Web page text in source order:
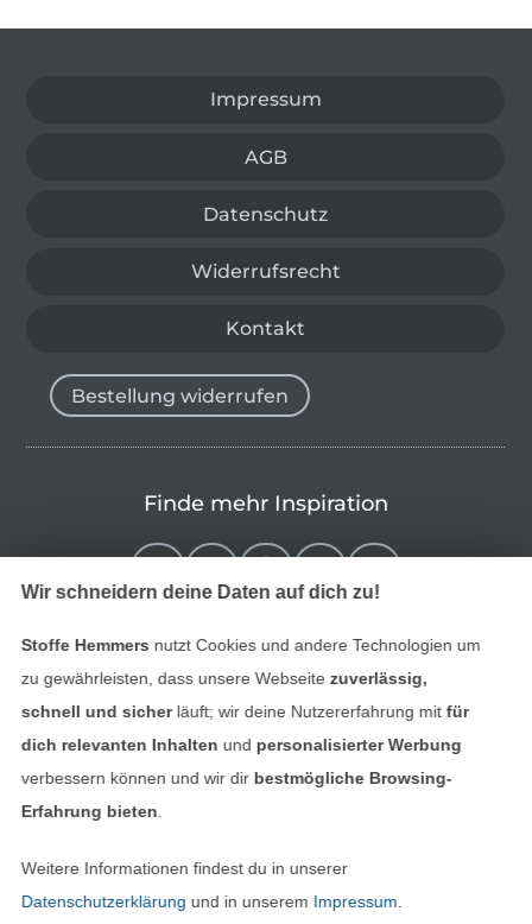
Impressum
AGB
Datenschutz
Widerrufsrecht
Kontakt
Alle Preise inkl. der gesetzl. MwSt.
Bestellung widerrufen
Finde mehr Inspiration
Deutsch
Wir schneidern deine Daten auf dich zu!
Stoffe Hemmers nutzt Cookies und andere Technologien um
zu gewährleisten, dass unsere Webseite zuverlässig,
schnell und sicherläuft; wir deine Nutzererfahrung mitfür
dich relevanten Inhalten und personalisierter Werbung
verbessern können und wir dir bestmögliche Browsing-
Erfahrung bieten
Weitere Informationen findest du in unserer
Datenschutzerklärung und in unserem Impressum